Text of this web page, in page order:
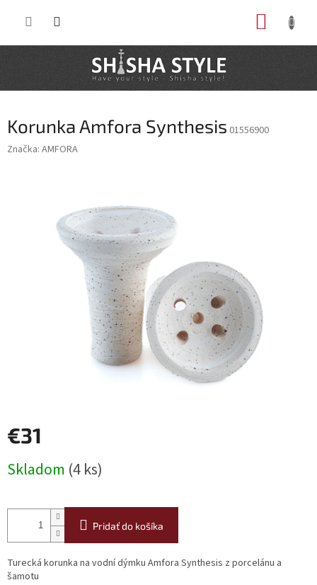
Korunka Amfora Synthesis 01556900
Značka: AMFORA
€31
cena:
Skladom (4 ks)
Pridať do košíka
Turecká korunka na vodní dýmku Amfora Synthesis z porcelánu a
šamotu